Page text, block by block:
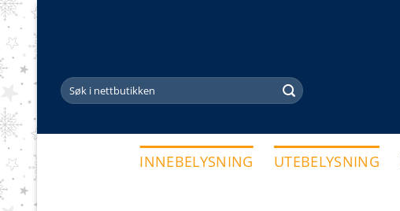
Skip
content
Søk
etter:
INNEBELYSNING UTEBELYSNING